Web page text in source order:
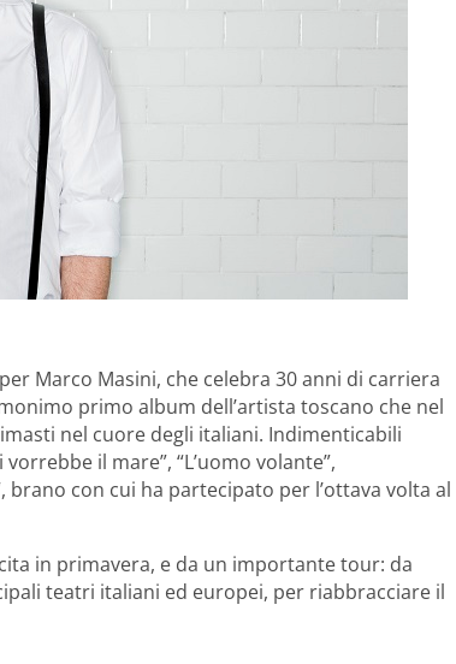
Marco Masini, che celebra 30 anni di carriera
primo album dell’artista toscano che nel
nel cuore degli italiani. Indimenticabili
il mare”, “L’uomo volante”,
brano con cui ha partecipato per l’ottava volta al
in primavera, e da un importante tour: da
teatri italiani ed europei, per riabbracciare il